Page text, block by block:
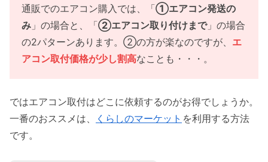
通販でのエアコン購入では、「①エアコン発送の
み 」の場合と、「②エアコン取り付けまで」の場合
の2パターンあります。②の方が楽なのですが、 エ
アコン取付価格が少し割高なことも・・・。
ではエアコン取付はどこに依頼するのがお得でしょうか。
一番のおススメは、
くらしのマーケット を利用する方法
です。